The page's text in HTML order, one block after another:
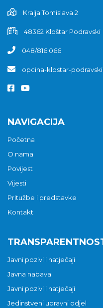
Kralja Tomislava 2
48362 Kloštar Podravski
048/816 066
opcina-klostar-
NAVIGACIJA
Početna
O nama
Povijest
Vijesti
Pritužbe i predstavke
Kontakt
Javni pozivi i natječaji
Javna nabava
Javni pozivi i natječaji
Jedinstveni upravni odjel